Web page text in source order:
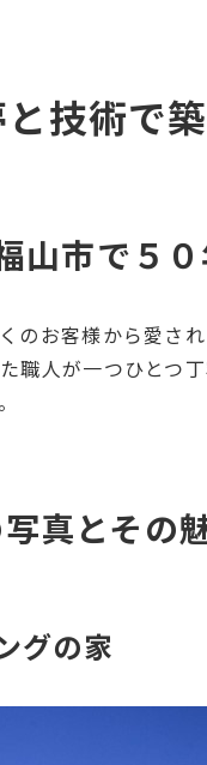
技術で
山市で５
のお客様から愛さ
職人が一つひとつ
真とその
グの家